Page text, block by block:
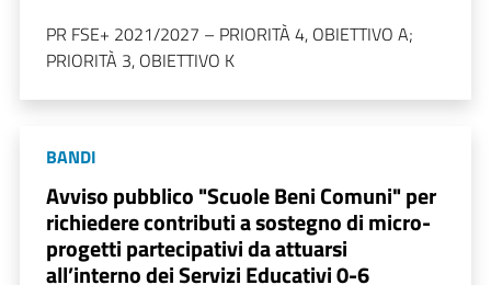
PR FSE+ 2021/2027 – PRIORITÀ 4, OBIETTIVO A;
PRIORITÀ 3, OBIETTIVO K
BANDI
Avviso pubblico "Scuole Beni Comuni" per
richiedere contributi a sostegno di micro-
progetti partecipativi da attuarsi
all’interno dei Servizi Educativi 0-6